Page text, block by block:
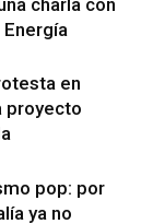
charla con
en
proyecto
pop: por
ya no